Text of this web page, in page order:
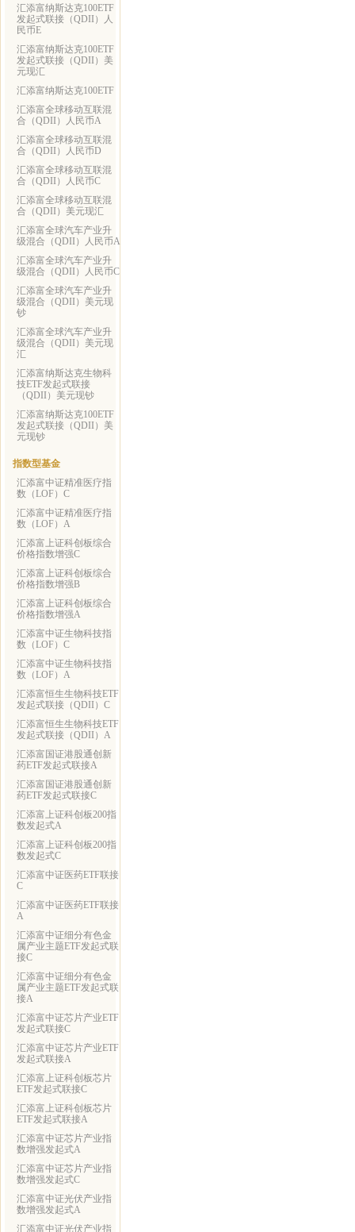
汇添富纳斯达克100ETF
发起式联接（QDII）人
民币E
汇添富纳斯达克100ETF
发起式联接（QDII）美
元现汇
汇添富纳斯达克100ETF
汇添富全球移动互联混
合（QDII）人民币A
汇添富全球移动互联混
合（QDII）人民币D
汇添富全球移动互联混
合（QDII）人民币C
汇添富全球移动互联混
合（QDII）美元现汇
汇添富全球汽车产业升
级混合（QDII）人民币A
汇添富全球汽车产业升
级混合（QDII）人民币C
汇添富全球汽车产业升
级混合（QDII）美元现
钞
汇添富全球汽车产业升
级混合（QDII）美元现
汇
汇添富纳斯达克生物科
技ETF发起式联接
（QDII）美元现钞
汇添富纳斯达克100ETF
发起式联接（QDII）美
元现钞
指数型基金
汇添富中证精准医疗指
数（LOF）C
汇添富中证精准医疗指
数（LOF）A
汇添富上证科创板综合
价格指数增强C
汇添富上证科创板综合
价格指数增强B
汇添富上证科创板综合
价格指数增强A
汇添富中证生物科技指
数（LOF）C
汇添富中证生物科技指
数（LOF）A
汇添富恒生生物科技ETF
发起式联接（QDII）C
汇添富恒生生物科技ETF
发起式联接（QDII）A
汇添富国证港股通创新
药ETF发起式联接A
汇添富国证港股通创新
药ETF发起式联接C
汇添富上证科创板200指
数发起式A
汇添富上证科创板200指
数发起式C
汇添富中证医药ETF联接
C
汇添富中证医药ETF联接
A
汇添富中证细分有色金
属产业主题ETF发起式联
接C
汇添富中证细分有色金
属产业主题ETF发起式联
接A
汇添富中证芯片产业ETF
发起式联接C
汇添富中证芯片产业ETF
发起式联接A
汇添富上证科创板芯片
ETF发起式联接C
汇添富上证科创板芯片
ETF发起式联接A
汇添富中证芯片产业指
数增强发起式A
汇添富中证芯片产业指
数增强发起式C
汇添富中证光伏产业指
数增强发起式A
汇添富中证光伏产业指